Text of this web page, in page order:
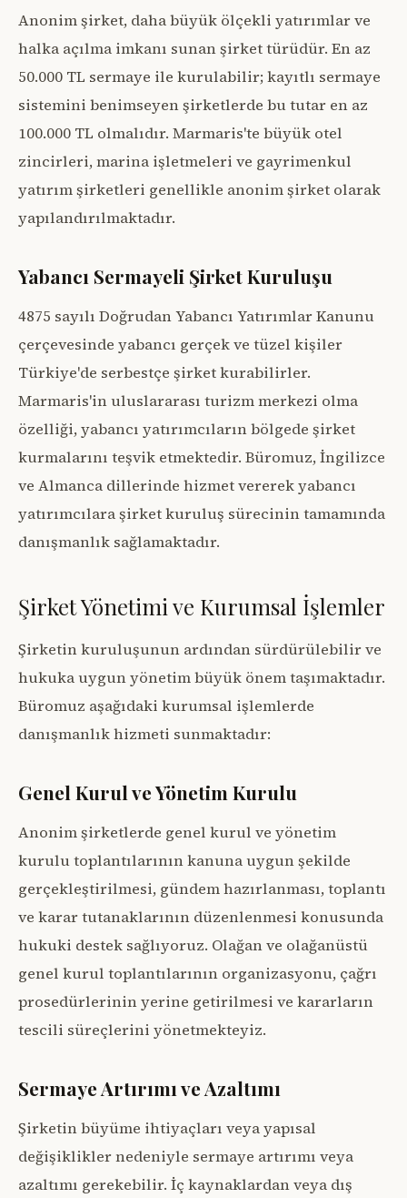
Anonim şirket, daha büyük ölçekli yatırımlar ve
halka açılma imkanı sunan şirket türüdür. En az
50.000 TL sermaye ile kurulabilir; kayıtlı sermaye
sistemini benimseyen şirketlerde bu tutar en az
100.000 TL olmalıdır. Marmaris'te büyük otel
zincirleri, marina işletmeleri ve gayrimenkul
yatırım şirketleri genellikle anonim şirket olarak
yapılandırılmaktadır.
Yabancı Sermayeli Şirket Kuruluşu
4875 sayılı Doğrudan Yabancı Yatırımlar Kanunu
çerçevesinde yabancı gerçek ve tüzel kişiler
Türkiye'de serbestçe şirket kurabilirler.
Marmaris'in uluslararası turizm merkezi olma
özelliği, yabancı yatırımcıların bölgede şirket
kurmalarını teşvik etmektedir. Büromuz, İngilizce
ve Almanca dillerinde hizmet vererek yabancı
yatırımcılara şirket kuruluş sürecinin tamamında
danışmanlık sağlamaktadır.
Şirket Yönetimi ve Kurumsal İşlemler
Şirketin kuruluşunun ardından sürdürülebilir ve
hukuka uygun yönetim büyük önem taşımaktadır.
Büromuz aşağıdaki kurumsal işlemlerde
danışmanlık hizmeti sunmaktadır:
Genel Kurul ve Yönetim Kurulu
Anonim şirketlerde genel kurul ve yönetim
kurulu toplantılarının kanuna uygun şekilde
gerçekleştirilmesi, gündem hazırlanması, toplantı
ve karar tutanaklarının düzenlenmesi konusunda
hukuki destek sağlıyoruz. Olağan ve olağanüstü
genel kurul toplantılarının organizasyonu, çağrı
prosedürlerinin yerine getirilmesi ve kararların
tescili süreçlerini yönetmekteyiz.
Sermaye Artırımı ve Azaltımı
Şirketin büyüme ihtiyaçları veya yapısal
değişiklikler nedeniyle sermaye artırımı veya
azaltımı gerekebilir. İç kaynaklardan veya dış